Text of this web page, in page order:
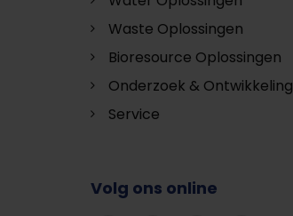
Waste Oplossingen
Bioresource Oplossingen
Onderzoek & Ontwikkeling
Service
Volg ons online